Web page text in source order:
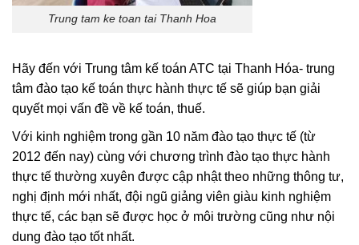
Trung tam ke toan tai Thanh Hoa
Hãy đến với Trung tâm kế toán ATC tại Thanh Hóa- trung
tâm đào tạo kế toán thực hành thực tế sẽ giúp bạn giải
quyết mọi vấn đề về kế toán, thuế.
Với kinh nghiệm trong gần 10 năm đào tạo thực tế (từ
2012 đến nay) cùng với chương trình đào tạo thực hành
thực tế thường xuyên được cập nhật theo những thông tư,
nghị định mới nhất, đội ngũ giảng viên giàu kinh nghiệm
thực tế, các bạn sẽ được học ở môi trường cũng như nội
dung đào tạo tốt nhất.